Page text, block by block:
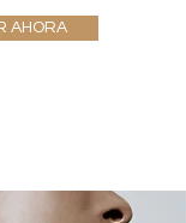
AHORA